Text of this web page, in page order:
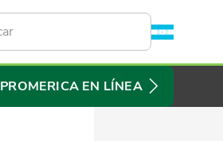
PROMERICA EN LÍNEA